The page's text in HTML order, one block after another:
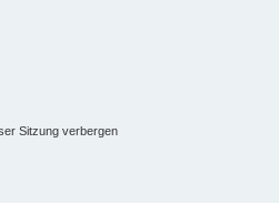
Sitzung verbergen